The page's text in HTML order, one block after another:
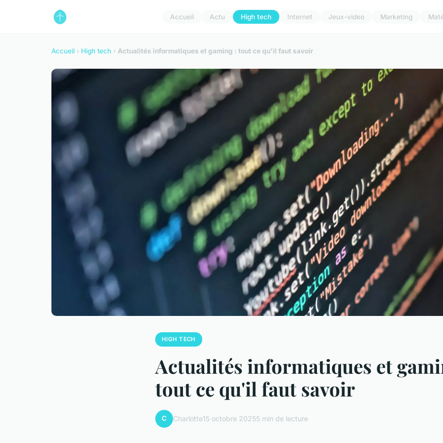
Accueil Actu High tech Internet Jeux-video Marketing
Accueil › High tech › Actualités informatiques et gaming : tout ce qu'il faut savoir
HIGH TECH
Actualités informatiques et
tout ce qu'il faut savoir
C Charlotte15 octobre 20255 min de lecture